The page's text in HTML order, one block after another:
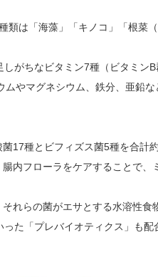
は「海藻」「キノコ」「根菜（
がちなビタミン7種（ビタミンB
やマグネシウム、鉄分、亜鉛
17種とビフィズス菌5種を合計
内フローラをケアすることで、
れらの菌がエサとする水溶性食
た「プレバイオティクス」も配